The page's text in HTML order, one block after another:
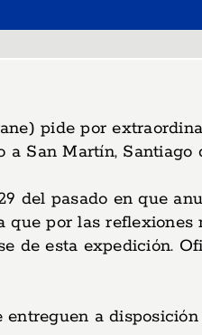
pide por
San Martín, Santiago
del pasado en que
por las
esta expedición.
a